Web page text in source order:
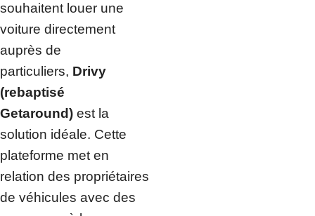
souhaitent louer une
voiture directement
auprès de
particuliers, Drivy
(rebaptisé
Getaround) est la
solution idéale. Cette
plateforme met en
relation des propriétaires
de véhicules avec des